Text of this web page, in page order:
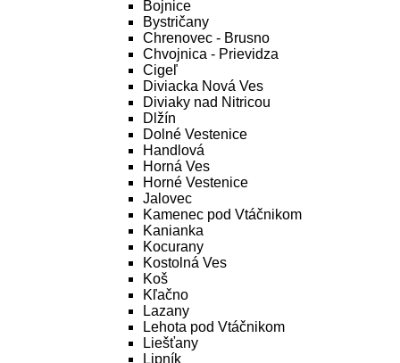
Bojnice
Bystričany
Chrenovec - Brusno
Chvojnica - Prievidza
Cigeľ
Diviacka Nová Ves
Diviaky nad Nitricou
Dlžín
Dolné Vestenice
Handlová
Horná Ves
Horné Vestenice
Jalovec
Kamenec pod Vtáčnikom
Kanianka
Kocurany
Kostolná Ves
Koš
Kľačno
Lazany
Lehota pod Vtáčnikom
Liešťany
Lipník